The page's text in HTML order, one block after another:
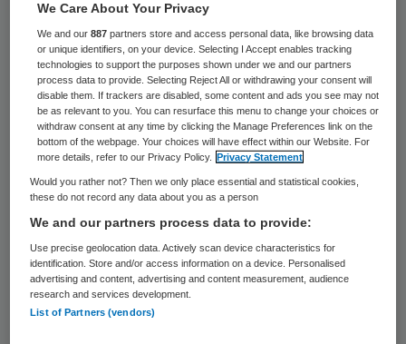
woensdag de straat op. Ze demonstreren
bij de stadhuizen van Amsterdam en
Groningen. Beide steden versoberen de
zorg, zei de vakbond dinsdag.
Bij de Stopera in Amsterdam houden de
demonstranten aan het begin van de
middag een neprechtszitting.
Op de Grote Markt in Groningen hangen
thuiszorgers en ouderen de was uit. Ze zijn
boos dat thuiszorgaanbieder TSN, een van
We Care About Your Privacy
We and our887 partners store and access personal data, like browsing data
or unique identifiers, on your device. Selecting I Accept enables tracking
technologies to support the purposes shown under we and our partners
process data to provide. Selecting Reject All or withdrawing your consent will
disable them. If trackers are disabled, some content and ads you see may not
be as relevant to you. You can resurface this menu to change your choices or
withdraw consent at any time by clicking the Manage Preferences link on the
bottom of the webpage. Your choices will have effect within our Website. For
more details, refer to our Privacy Policy.
Privacy Statement
Would you rather not? Then we only place essential and statistical cookies,
these do not record any data about you as a person
We and our partners process data to provide:
Use precise geolocation data. Actively scan device characteristics for
identification. Store and/or access information on a device. Personalised
advertising and content, advertising and content measurement, audience
research and services development.
List of Partners (vendors)